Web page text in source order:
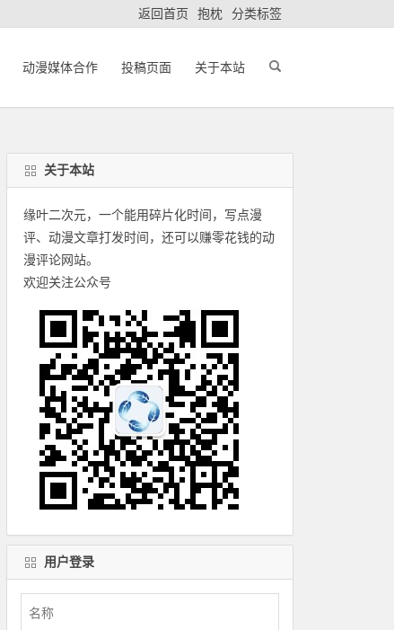
返回首页 抱枕 分类标签
动漫媒体合作 投稿页面 关于本站
关于本站
缘叶二次元，一个能用碎片化时间，写点漫
评、动漫文章打发时间，还可以赚零花钱的动
漫评论网站。
欢迎关注公众号
用户登录